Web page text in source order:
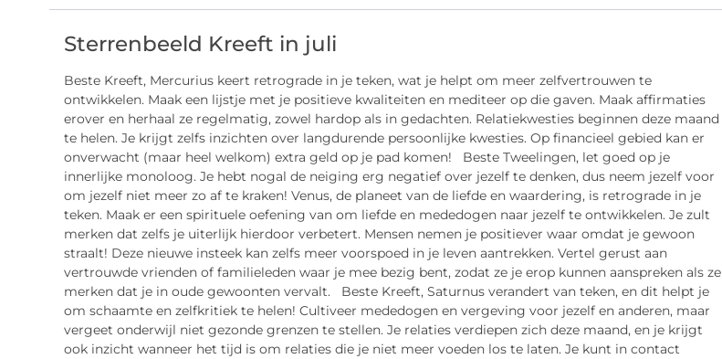
Sterrenbeeld Kreeft in juli
Beste Kreeft, Mercurius keert retrograde in je teken, wat je helpt om meer zelfvertrouwen te
ontwikkelen. Maak een lijstje met je positieve kwaliteiten en mediteer op die gaven. Maak affirmaties
erover en herhaal ze regelmatig, zowel hardop als in gedachten. Relatiekwesties beginnen deze maand
te helen. Je krijgt zelfs inzichten over langdurende persoonlijke kwesties. Op financieel gebied kan er
onverwacht (maar heel welkom) extra geld op je pad komen! Beste Tweelingen, let goed op je
innerlijke monoloog. Je hebt nogal de neiging erg negatief over jezelf te denken, dus neem jezelf voor
om jezelf niet meer zo af te kraken! Venus, de planeet van de liefde en waardering, is retrograde in je
teken. Maak er een spirituele oefening van om liefde en mededogen naar jezelf te ontwikkelen. Je zult
merken dat zelfs je uiterlijk hierdoor verbetert. Mensen nemen je positiever waar omdat je gewoon
straalt! Deze nieuwe insteek kan zelfs meer voorspoed in je leven aantrekken. Vertel gerust aan
vertrouwde vrienden of familieleden waar je mee bezig bent, zodat ze je erop kunnen aanspreken als ze
merken dat je in oude gewoonten vervalt. Beste Kreeft, Saturnus verandert van teken, en dit helpt je
om schaamte en zelfkritiek te helen! Cultiveer mededogen en vergeving voor jezelf en anderen, maar
vergeet onderwijl niet gezonde grenzen te stellen. Je relaties verdiepen zich deze maand, en je krijgt
ook inzicht wanneer het tijd is om relaties die je niet meer voeden los te laten. Je kunt in contact